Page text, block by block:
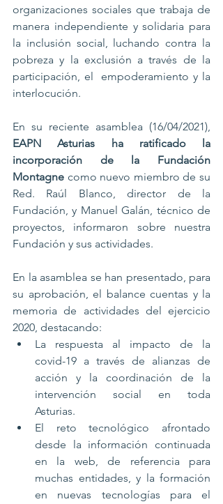
organizaciones sociales que trabaja de
manera independiente y solidaria para
la inclusión social, luchando contra la
pobreza y la exclusión a través de la
participación, el  empoderamiento y la
interlocución.
EAPN Asturias ha ratificado la
incorporación de la Fundación
Montagne como nuevo miembro de su
Red. Raúl Blanco, director de la
Fundación, y Manuel Galán, técnico de
proyectos, informaron sobre nuestra
Fundación y sus actividades.
En la asamblea se han presentado, para
su aprobación, el balance cuentas y la
memoria de actividades del ejercicio
2020, destacando:
La respuesta al impacto de la
covid-19 a través de alianzas de
acción y la coordinación de la
intervención social en toda
Asturias.
El reto tecnológico afrontado
desde la información continuada
en la web, de referencia para
muchas entidades, y la formación
en nuevas tecnologías para el